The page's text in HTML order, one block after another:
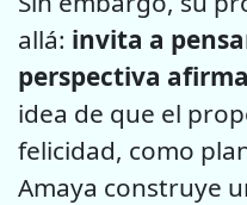
allá: invita a
perspectiva
idea de que el
felicidad, como
Amaya construye